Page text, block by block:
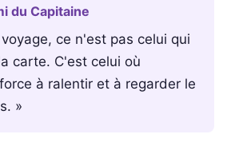
du Capitaine
ce n'est pas celui qui
carte. C'est celui où
à ralentir et à regarder le
»